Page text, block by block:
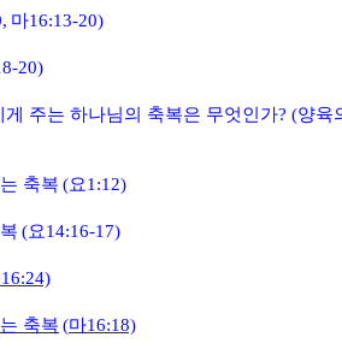
마16:13-20)
20)
게 주는 하나님의 축복은 무엇인가? (양육
축복 (요1:12)
(요14:16-17)
16:24)
축복 (마16:18)